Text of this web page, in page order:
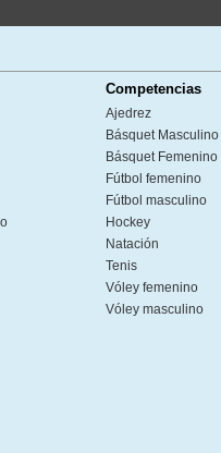
Competencias
Ajedrez
Básquet Masculino
Básquet Femenino
Fútbol femenino
Fútbol masculino
Hockey
Natación
Tenis
Vóley femenino
Vóley masculino